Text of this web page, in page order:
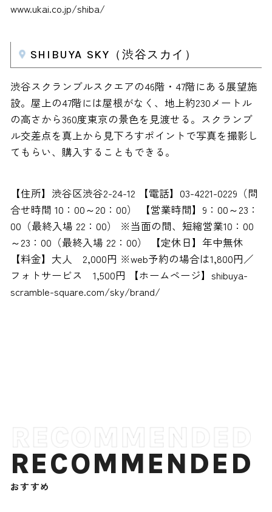
www.ukai.co.jp/shiba/
SHIBUYA SKY（渋谷スカイ）
渋谷スクランブルスクエアの46階・47階にある展望施
設。屋上の47階には屋根がなく、地上約230メートル
の高さから360度東京の景色を見渡せる。スクランブ
ル交差点を真上から見下ろすポイントで写真を撮影し
てもらい、購入することもできる。
【住所】渋谷区渋谷2-24-12 【電話】03-4221-0229（問
合せ時間 10：00～20：00） 【営業時間】9：00～23：
00（最終入場 22：00） ※当面の間、短縮営業10：00
～23：00（最終入場 22：00） 【定休日】年中無休
【料金】大人 2,000円 ※web予約の場合は1,800円／
フォトサービス 1,500円 【ホームページ】shibuya-
scramble-square.com/sky/brand/
RECOMMENDED
おすすめ